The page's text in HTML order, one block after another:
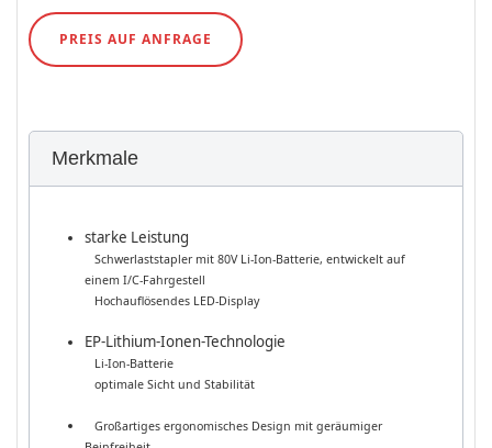
PREIS AUF ANFRAGE
Merkmale
starke Leistung
Schwerlaststapler mit 80V Li-Ion-Batterie, entwickelt auf
einem I/C-Fahrgestell
Hochauflösendes LED-Display
EP-Lithium-Ionen-Technologie
Li-Ion-Batterie
optimale Sicht und Stabilität
Großartiges ergonomisches Design mit geräumiger